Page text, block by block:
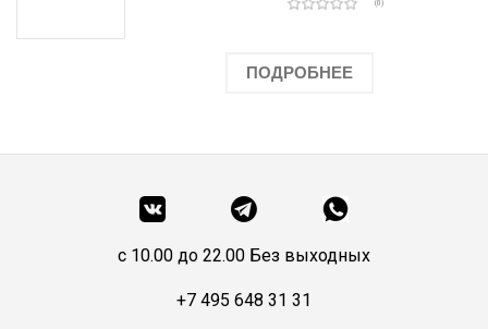
(0)
ПОДРОБНЕЕ
c 10.00 до 22.00 Без выходных
+7 495 648 31 31